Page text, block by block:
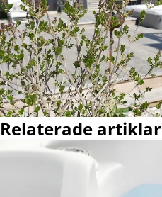
Relaterade artiklar